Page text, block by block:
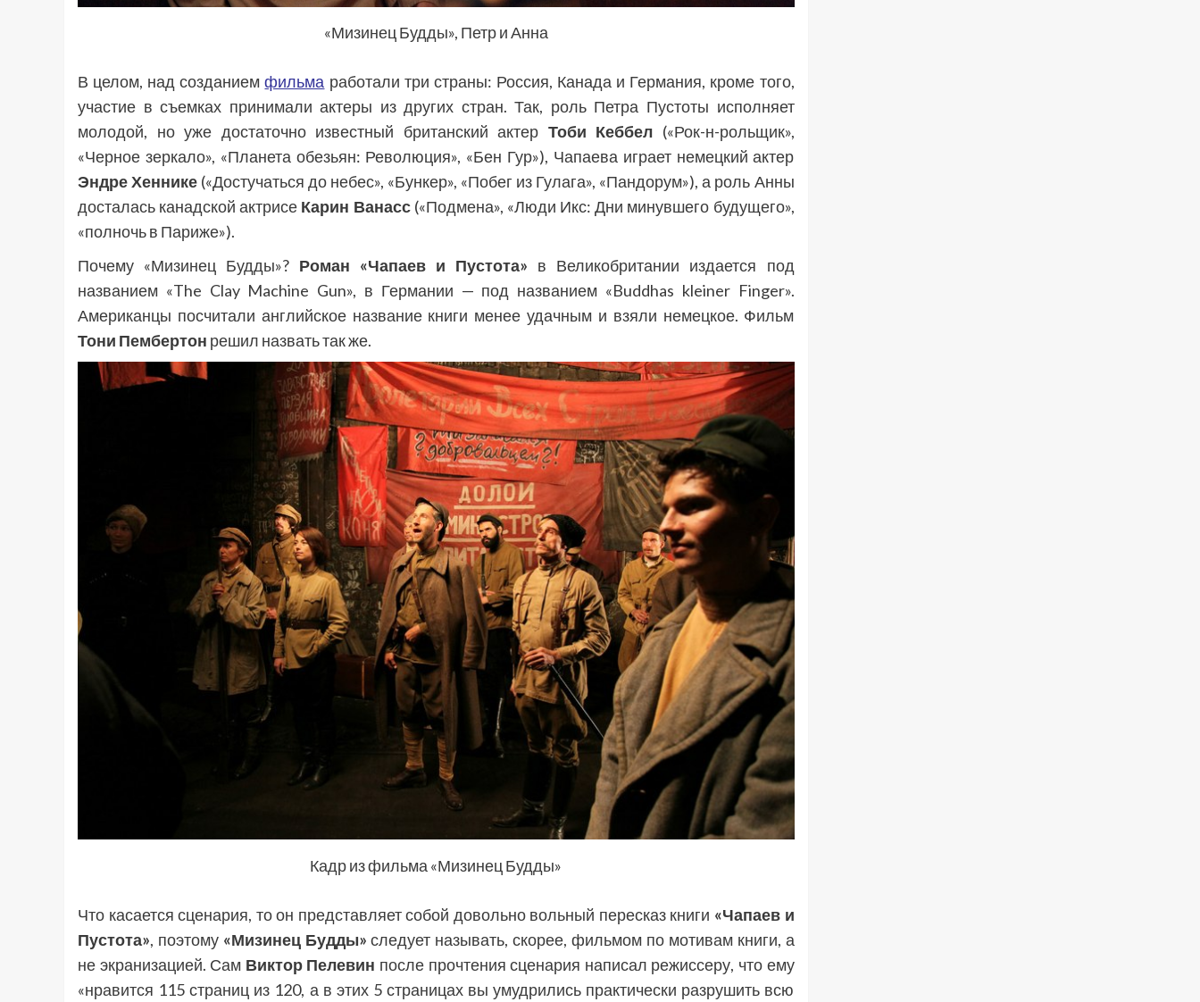
«Мизинец Будды», Петр и Анна
В целом, над созданиемфильма работали три страны: Россия, Канада и Германия, кроме того,
участие в съемках принимали актеры из других стран. Так, роль Петра Пустоты исполняет
молодой, но уже достаточно известный британский актер Тоби Кеббел («Рок-н-рольщик»,
«Черное зеркало», «Планета обезьян: Революция», «Бен Гур»), Чапаева играет немецкий актер
Эндре Хеннике («Достучаться до небес», «Бункер», «Побег из Гулага», «Пандорум»), а роль Анны
досталась канадской актрисе Карин Ванасс(«Подмена», «Люди Икс: Дни минувшего будущего»,
«полночь в Париже»).
Почему «Мизинец Будды»? Роман «Чапаев и Пустота» в Великобритании издается под
названием «The Clay Machine Gun», в Германии — под названием «Buddhas kleiner Finger».
Американцы посчитали английское название книги менее удачным и взяли немецкое. Фильм
Тони Пембертон решил назвать так же.
Кадр из фильма «Мизинец Будды»
Что касается сценария, то он представляет собой довольно вольный пересказ книги «Чапаев и
Пустота», поэтому «Мизинец Будды» следует называть, скорее, фильмом по мотивам книги, а
не экранизацией. Сам Виктор Пелевин после прочтения сценария написал режиссеру, что ему
«нравится 115 страниц из 120, а в этих 5 страницах вы умудрились практически разрушить всю